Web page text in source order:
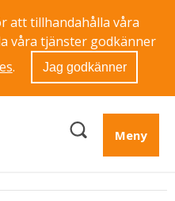
att tillhandahålla våra
våra tjänster godkänner
. Jag godkänner
Meny